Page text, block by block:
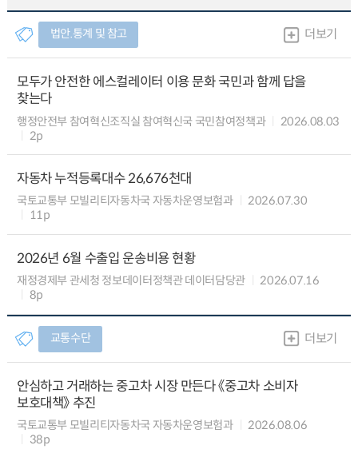
법안.통계 및 참고 더보기
모두가 안전한 에스컬레이터 이용 문화 국민과 함께 답을
찾는다
행정안전부 참여혁신조직실 참여혁신국 국민참여정책과
2026.08.03
2p
자동차 누적등록대수 26,676천대
국토교통부 모빌리티자동차국 자동차운영보험과
2026.07.30
11p
2026년 6월 수출입 운송비용 현황
재정경제부 관세청 정보데이터정책관 데이터담당관
2026.07.16
8p
교통수단 더보기
안심하고 거래하는 중고차 시장 만든다 《중고차 소비자
보호대책》 추진
국토교통부 모빌리티자동차국 자동차운영보험과
2026.08.06
38p